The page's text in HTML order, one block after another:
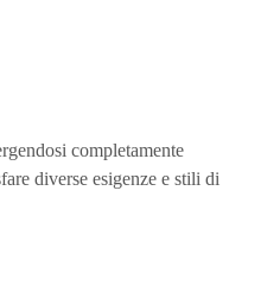
completamente
diverse esigenze e stili di